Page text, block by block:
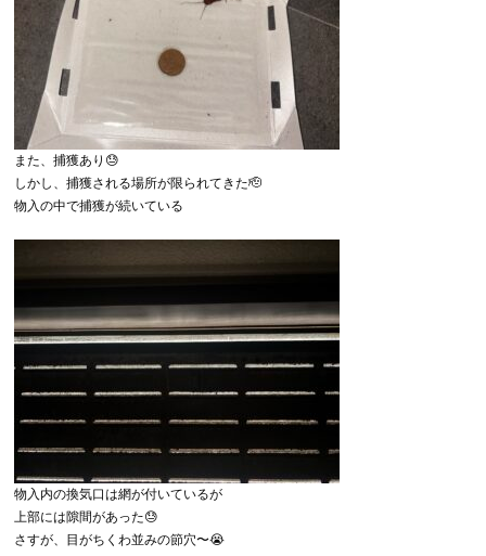
また、捕獲あり😓
しかし、捕獲される場所が限られてきた🫡
物入の中で捕獲が続いている
物入内の換気口は網が付いているが
上部には隙間があった😓
さすが、目がちくわ並みの節穴〜😭